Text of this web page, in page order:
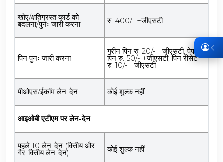
खोए/क्षतिग्रस्त कार्ड को
बदलना/पुनः जारी करना रु. 400/- +जीएसटी
पिन पुनः जारी करना
ग्रीन पिन रु. 20/- +जीएसटी, पेपर
पिन रु. 50/- +जीएसटी, पिन रीसेट
रु. 10/- +जीएसटी
पीओएस/ईकॉम लेन-देन कोई शुल्क नहीं
आइओबी एटीएम पर लेन-देन
पहले 10 लेन-देन (वित्तीय और
गैर-वित्तीय लेन-देन) कोई शुल्क नहीं